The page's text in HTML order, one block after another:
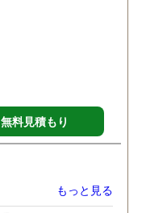
無料見積もり
もっと見る